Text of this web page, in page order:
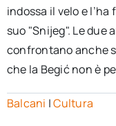
indossa il velo e
suo "Snijeg". Le due
confrontano anche
che la Begić non è
Balcani |Cultura